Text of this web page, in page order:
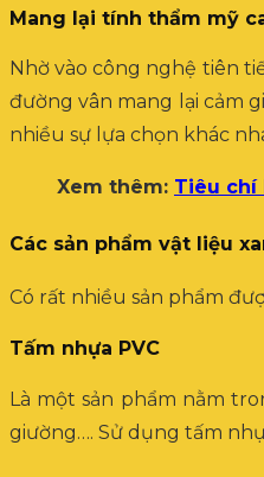
Mang lại tính thẩm mỹ
Nhờ vào công nghệ tiên
đường vân mang lại cảm
nhiều sự lựa chọn khác
Xem thêm: Tiêu chí
Các sản phẩm vật liệu
Có rất nhiều sản phẩm
Tấm nhựa PVC
Là một sản phẩm nằm
giường…. Sử dụng tấm